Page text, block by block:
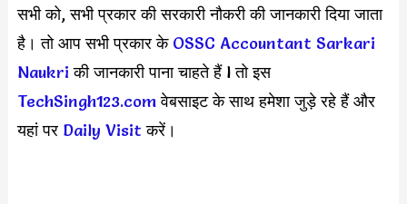
सभी को, सभी प्रकार की सरकारी नौकरी की जानकारी दिया जाता
है। तो आप सभी प्रकार केOSSC Accountant Sarkari
Naukri की जानकारी पाना चाहते हैं l तो इस
TechSingh123.comवेबसाइट के साथ हमेशा जुड़े रहे हैं और
यहां पर Daily Visit करें।